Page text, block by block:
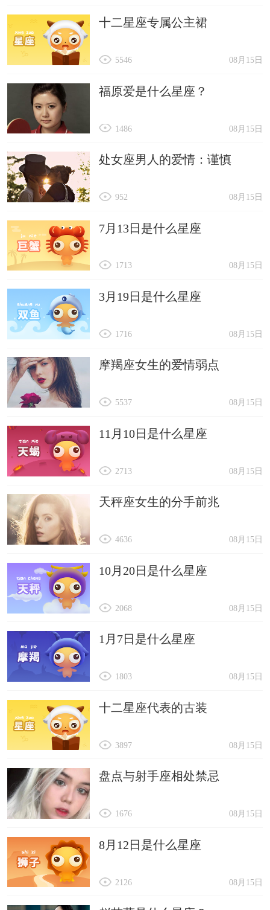
十二星座专属公主裙
08月15日
5546
福原爱是什么星座？
08月15日
1486
处女座男人的爱情：谨慎
08月15日
952
7月13日是什么星座
08月15日
1713
3月19日是什么星座
08月15日
1716
摩羯座女生的爱情弱点
08月15日
5537
11月10日是什么星座
08月15日
2713
天秤座女生的分手前兆
08月15日
4636
10月20日是什么星座
08月15日
2068
1月7日是什么星座
08月15日
1803
十二星座代表的古装
08月15日
3897
盘点与射手座相处禁忌
08月15日
1676
8月12日是什么星座
08月15日
2126